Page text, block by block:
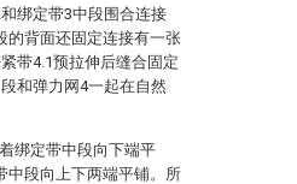
绑定带3中段围合连接
的背面还固定连接有一张
带4.1预拉伸后缝合固定
和弹力网4一起在自然
绑定带中段向下端平
中段向上下两端平铺。所